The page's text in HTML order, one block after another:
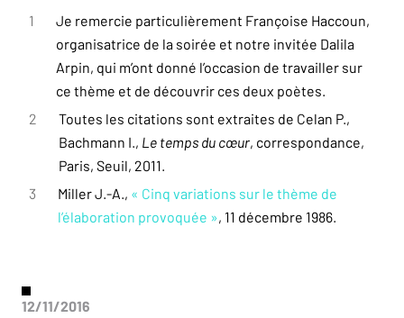
12/11/2016
1
Je remercie particulièrement Françoise Haccoun,
organisatrice de la soirée et notre invitée Dalila
Arpin, qui m’ont donné l’occasion de travailler sur
ce thème et de découvrir ces deux poètes.
2
Toutes les citations sont extraites de Celan P.,
Bachmann I., Le temps du cœur, correspondance,
Paris, Seuil, 2011.
3
Miller J.-A., « Cinq variations sur le thème de
l’élaboration provoquée », 11 décembre 1986.